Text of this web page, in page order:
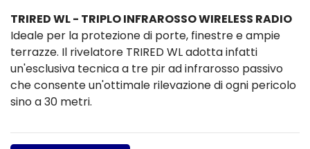
TRIRED WL - TRIPLO INFRAROSSO WIRELESS RADIO
Ideale per la protezione di porte, finestre e ampie
terrazze. Il rivelatore TRIRED WL adotta infatti
un'esclusiva tecnica a tre pir ad infrarosso passivo
che consente un'ottimale rilevazione di ogni pericolo
sino a 30 metri.